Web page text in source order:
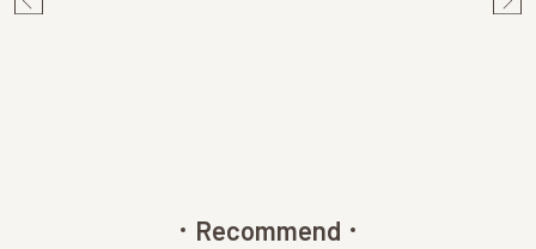
Recommend